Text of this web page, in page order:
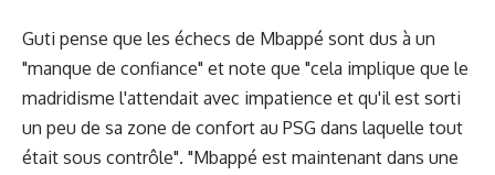
Guti pense que les échecs de Mbappé sont dus à un
"manque de confiance" et note que "cela implique que le
madridisme l'attendait avec impatience et qu'il est sorti
un peu de sa zone de confort au PSG dans laquelle tout
était sous contrôle". "Mbappé est maintenant dans une